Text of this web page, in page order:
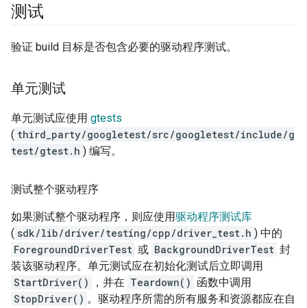
测试
验证 build 目标是否包含必要的驱动程序测试。
单元测试
单元测试应使用 gtests
( third_party/googletest/src/googletest/include/g
test/gtest.h ) 编写。
测试整个驱动程序
如果测试整个驱动程序，则应使用驱动程序测试库
( sdk/lib/driver/testing/cpp/driver_test.h ) 中的
ForegroundDriverTest 或 BackgroundDriverTest 封
装该驱动程序。单元测试应在初始化测试后立即调用
StartDriver()
，并在 Teardown() 函数中调用
StopDriver() 。驱动程序所需的所有服务和资源都应在自